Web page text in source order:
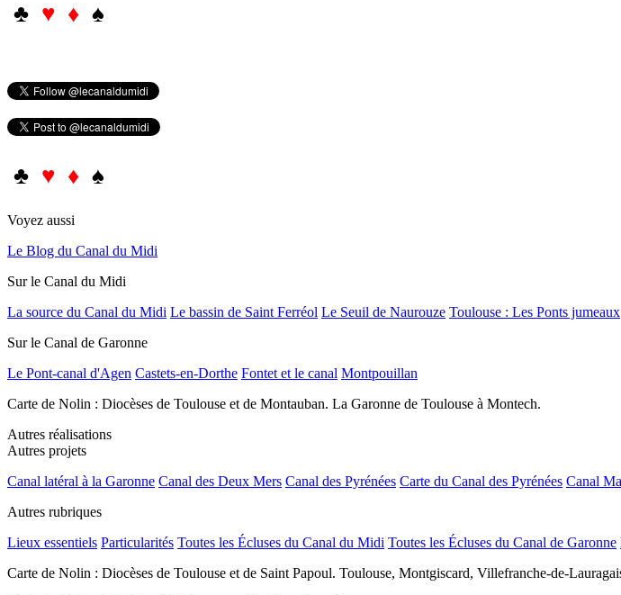
♣ ♥ ♦ ♠
♣ ♥ ♦ ♠
Voyez aussi
Le Blog du Canal du Midi
Sur le Canal du Midi
La source du Canal du Midi Le bassin de Saint Ferréol Le Seuil de Naurouze Toulouse : Les Ponts jumeaux
Sur le Canal de Garonne
Le Pont-canal d'Agen Castets-en-Dorthe Fontet et le canal Montpouillan
Carte de Nolin : Diocèses de Toulouse et de Montauban. La Garonne de Toulouse à Montech.
Autres réalisations
Autres projets
Canal latéral à la Garonne Canal des Deux Mers Canal des Pyrénées Carte du Canal des Pyrénées Canal
Autres rubriques
Lieux essentiels Particularités Toutes les Écluses du Canal du Midi Toutes les Écluses du Canal de Garonne
Carte de Nolin : Diocèses de Toulouse et de Saint Papoul. Toulouse, Montgiscard, Villefranche-de-